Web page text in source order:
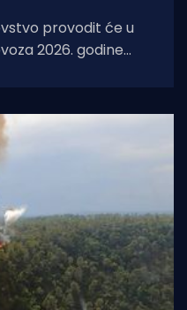
provodit će u
2026. godine